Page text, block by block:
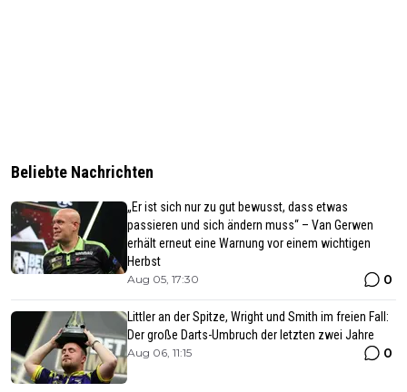
Beliebte Nachrichten
„Er ist sich nur zu gut bewusst, dass etwas
passieren und sich ändern muss“ – Van Gerwen
erhält erneut eine Warnung vor einem wichtigen
Herbst
Aug 05, 17:30 0
Littler an der Spitze, Wright und Smith im freien Fall:
Der große Darts-Umbruch der letzten zwei Jahre
Aug 06, 11:15 0